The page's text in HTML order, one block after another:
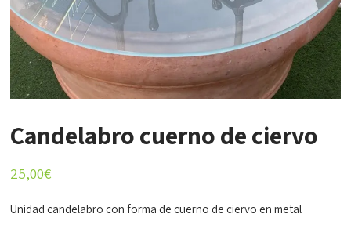
Candelabro cuerno de ciervo
25,00€
Unidad candelabro con forma de cuerno de ciervo en metal